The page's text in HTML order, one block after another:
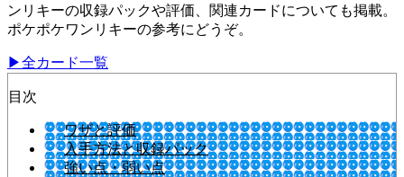
ンリキーの収録パックや評価、関連カードについても掲載。
ポケポケワンリキーの参考にどうぞ。
▶全カード一覧
目次
ワザと評価
入手方法と収録パック
強い点・弱い点